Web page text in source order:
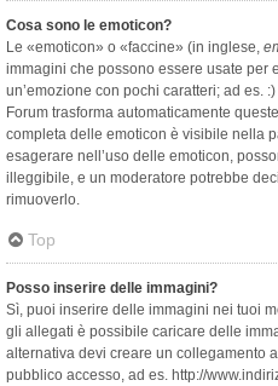
Cosa sono le emoticon?
Le «emoticon» o «faccine» (in inglese,
immagini che possono essere usate per
un’emozione con pochi caratteri; ad es.
Forum trasforma automaticamente
completa delle emoticon è visibile nella
esagerare nell’uso delle emoticon,
illeggibile, e un moderatore potrebbe
rimuoverlo.
Top
Posso inserire delle immagini?
Sì, puoi inserire delle immagini nei tuoi
gli allegati è possibile caricare delle
alternativa devi creare un collegamento
pubblico accesso, ad es. http://